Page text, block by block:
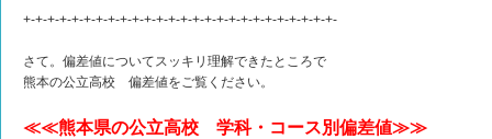
+-+-+-+-+-+-+-+-+-+-+-+-+-+-+-+-+-+-+-+-+-+-+-+-+-+-
さて。偏差値についてスッキリ理解できたところで
熊本の公立高校 偏差値をご覧ください。
≪≪熊本県の公立高校 学科・コース別偏差値≫≫